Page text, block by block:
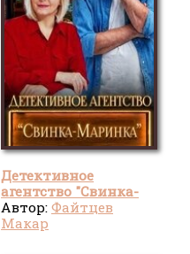
Детективное
агентство "Свинка-
Маринка"
Автор: Файтцев
Макар